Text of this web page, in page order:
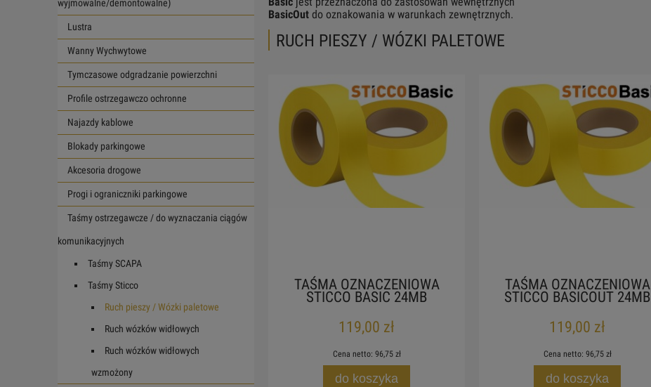
wyjmowalne/demontowalne)
Lustra
Wanny Wychwytowe
Tymczasowe odgradzanie powierzchni
Profile ostrzegawczo ochronne
Najazdy kablowe
Blokady parkingowe
Akcesoria drogowe
Progi i ograniczniki parkingowe
Taśmy ostrzegawcze / do wyznaczania ciągów
komunikacyjnych
Taśmy SCAPA
Taśmy Sticco
Ruch pieszy / Wózki paletowe
Ruch wózków widłowych
Ruch wózków widłowych
wzmożony
BasicOut do oznakowania w warunkach zewnętrznych.
RUCH PIESZY / WÓZKI PALETOWE
TAŚMA OZNACZENIOWA
STICCO BASIC 24MB
119,00 zł
Cena netto: 96,75 zł
do koszyka
TAŚMA OZNACZENIOWA
STICCO BASICOUT 24MB
119,00 zł
Cena netto: 96,75 zł
do koszyka